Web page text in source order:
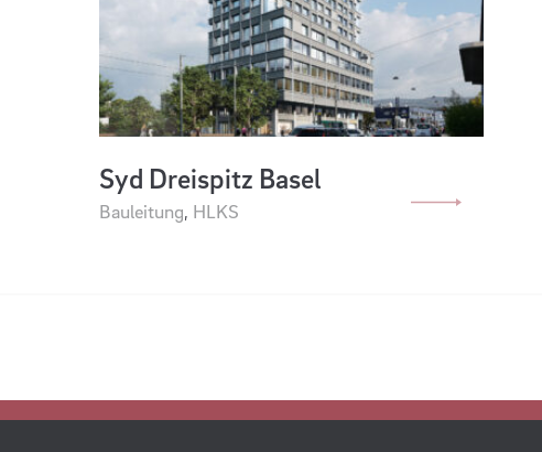
Syd Dreispitz Basel
Bauleitung, HLKS